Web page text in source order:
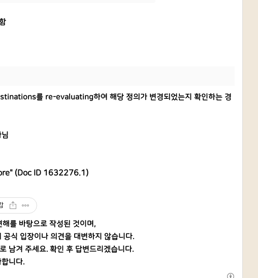
를 re-evaluating하여 해당 정의가 변경되었는지 확인하는 경
(Doc ID 1632276.1)
를 바탕으로 작성된 것이며,
식 입장이나 의견을 대변하지 않습니다.
남겨 주세요. 확인 후 답변드리겠습니다.
합니다.